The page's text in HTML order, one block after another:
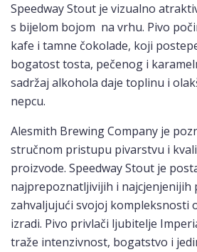
Speedway Stout je vizualno
s bijelom bojom na vrhu. Pivo
kafe i tamne čokolade, koji
bogatost tosta, pečenog i
sadržaj alkohola daje toplinu i
nepcu.
Alesmith Brewing Company je
stručnom pristupu pivarstvu i
proizvode. Speedway Stout je
najprepoznatljivijih i najcjenjenijih
zahvaljujući svojoj kompleksnosti
izradi. Pivo privlači ljubitelje
traže intenzivnost, bogatstvo i